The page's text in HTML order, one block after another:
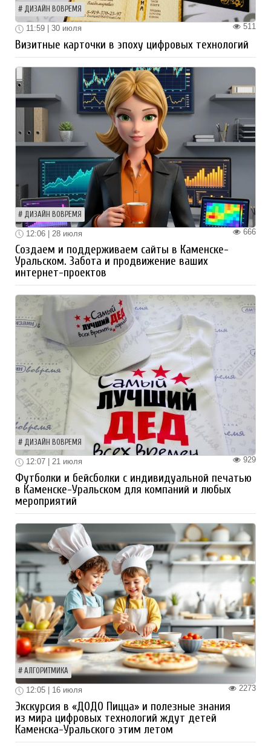
ДИЗАЙН ВОВРЕМЯ
511
11:59 | 30 июля
Визитные карточки в эпоху цифровых технологий
ДИЗАЙН ВОВРЕМЯ
666
12:06 | 28 июля
Создаем и поддерживаем сайты в Каменске-
Уральском. Забота и продвижение ваших
интернет-проектов
ДИЗАЙН ВОВРЕМЯ
929
12:07 | 21 июля
Футболки и бейсболки с индивидуальной печатью
в Каменске-Уральском для компаний и любых
мероприятий
АЛГОРИТМИКА
2273
12:05 | 16 июля
Экскурсия в «ДОДО Пицца» и полезные знания
из мира цифровых технологий ждут детей
Каменска-Уральского этим летом